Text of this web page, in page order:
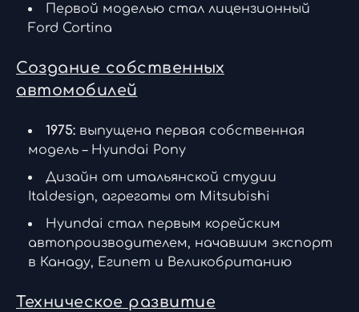
Первой моделью стал лицензионный
Ford Cortina
Создание собственных
автомобилей
1975: выпущена первая собственная
модель – Hyundai Pony
Дизайн от итальянской студии
Italdesign, агрегаты от Mitsubishi
Hyundai стал первым корейским
автопроизводителем, начавшим экспорт
в Канаду, Египет и Великобританию
Техническое развитие